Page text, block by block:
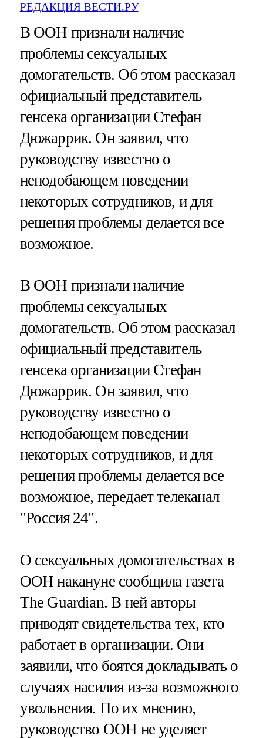
РЕДАКЦИЯ ВЕСТИ.РУ
В ООН признали наличие
проблемы сексуальных
домогательств. Об этом рассказал
официальный представитель
генсека организации Стефан
Дюжаррик. Он заявил, что
руководству известно о
неподобающем поведении
некоторых сотрудников, и для
решения проблемы делается все
возможное.
В ООН признали наличие
проблемы сексуальных
домогательств. Об этом рассказал
официальный представитель
генсека организации Стефан
Дюжаррик. Он заявил, что
руководству известно о
неподобающем поведении
некоторых сотрудников, и для
решения проблемы делается все
возможное, передает телеканал
"Россия 24".
О сексуальных домогательствах в
ООН накануне сообщила газета
The Guardian. В ней авторы
приводят свидетельства тех, кто
работает в организации. Они
заявили, что боятся докладывать о
случаях насилия из-за возможного
увольнения. По их мнению,
руководство ООН не уделяет